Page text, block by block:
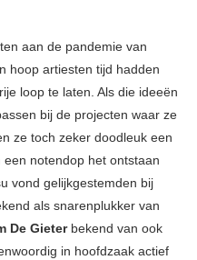
aan de pandemie van
hoop artiesten tijd hadden
loop te laten. Als die ideeën
bij de projecten waar ze
ze toch zeker doodleuk een
een notendop het ontstaan
vond gelijkgestemden bij
als snarenplukker van
De Gieterbekend van ook
in hoofdzaak actief